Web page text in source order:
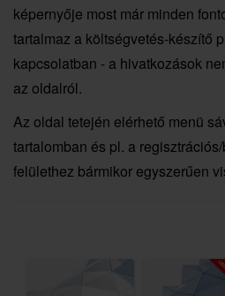
képernyője most már minden
tartalmaz a költségvetés-készítő
kapcsolatban - a hivatkozások
az oldalról.
Az oldal tetején elérhető menü
tartalomban és pl. a
felülethez bármikor egyszerűen